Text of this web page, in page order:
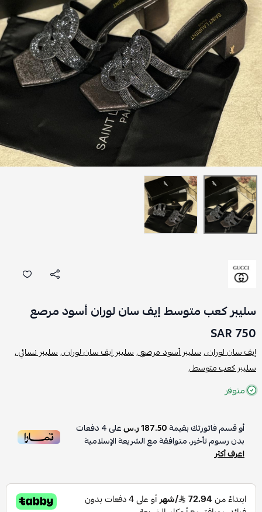
سليبر كعب متوسط إيف سان لوران أسود مرصع
750 SAR
إيف سان لوران ,سليبر أسود مرصع ,سليبر إيف سان لوران ,سليبر نسائي ,
سليبر كعب متوسط ,
متوفر
أو قسم فاتورتك بقيمة187.50 ر.س على4دفعات
بدون رسوم تأخير، متوافقة مع الشريعة الإسلامية
اعرف أكثر